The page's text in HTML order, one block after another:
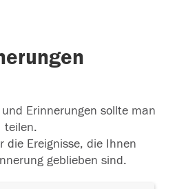
Erinnerungen sollte man
teilen.
die Ereignisse, die Ihnen
geblieben sind.